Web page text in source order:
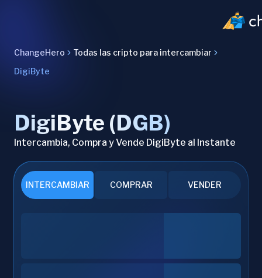
ChangeHero
Todas las cripto para intercambiar
DigiByte
DigiByte (DGB)
Intercambia, Compra y Vende DigiByte al Instante
INTERCAMBIAR COMPRAR VENDER